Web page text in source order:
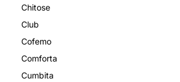
Chitose
Club
Cofemo
Comforta
Cumbita